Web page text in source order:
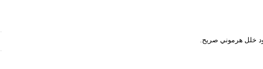
خلل هرموني صريح.